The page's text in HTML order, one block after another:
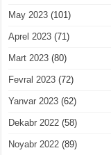
May 2023 (101)
Aprel 2023 (71)
Mart 2023 (80)
Fevral 2023 (72)
Yanvar 2023 (62)
Dekabr 2022 (58)
Noyabr 2022 (89)